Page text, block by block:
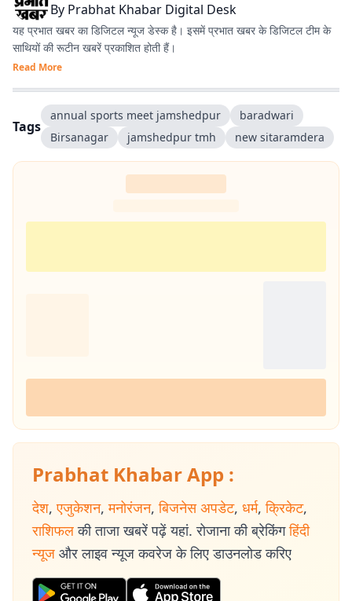
By Prabhat Khabar Digital Desk
यह प्रभात खबर का डिजिटल न्यूज डेस्क है। इसमें प्रभात खबर के डिजिटल टीम के
साथियों की रूटीन खबरें प्रकाशित होती हैं।
Read More
Tags
annual sports meet jamshedpur
baradwari
Birsanagar
jamshedpur tmh new sitaramdera
Prabhat Khabar App :
देश, एजुकेशन, मनोरंजन, बिजनेस अपडेट, धर्म, क्रिकेट,
राशिफल की ताजा खबरें पढ़ें यहां. रोजाना की ब्रेकिंग हिंदी
न्यूज और लाइव न्यूज कवरेज के लिए डाउनलोड करिए